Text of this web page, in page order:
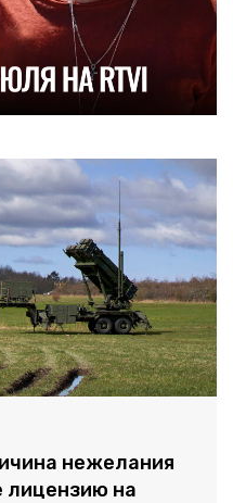
нежелания
лицензию на